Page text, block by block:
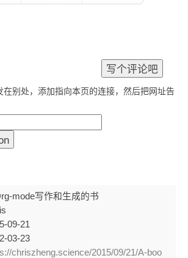
在别处，添加指向本页的连接，然后把网址告
mode写作和生成的书
09-21
03-23
chriszheng.science/2015/09/21/A-boo